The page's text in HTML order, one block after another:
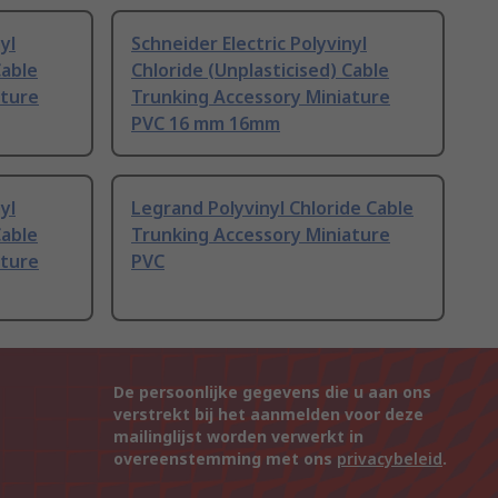
Schneider Electric Polyvinyl
Chloride (Unplasticised) Cable
Trunking Accessory Miniature
PVC 16 mm 16mm
Legrand Polyvinyl Chloride Cable
Trunking Accessory Miniature
PVC
De persoonlijke gegevens die u aan ons
verstrekt bij het aanmelden voor deze
mailinglijst worden verwerkt in
overeenstemming met ons privacybeleid.